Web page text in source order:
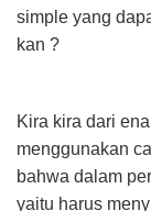
simple yang
kan ?
Kira kira dari
menggunakan
bahwa dalam
yaitu harus